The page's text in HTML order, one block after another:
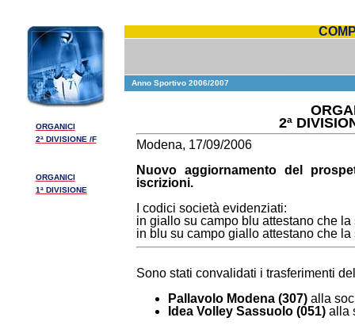
ORGANICI
2ª DIVISIONE /F
ORGANICI
1ª DIVISIONE
Anno Sportivo 2006/2007
2ª
Modena, 17/09/2006
Nuovo aggiornamento del
iscrizioni.
I codici società evidenziati:
in giallo su campo blu attestano che
in blu su campo giallo attestano che
Sono stati convalidati i trasferimenti
Pallavolo Modena (307)alla
Idea Volley Sassuolo (051)alla